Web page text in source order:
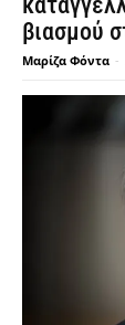
βιασμού
Μαρίζα Φόντα -